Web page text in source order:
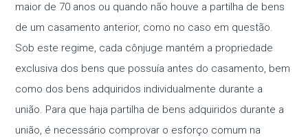
maior de 70 anos ou quando não houve a partilha de bens
de um casamento anterior, como no caso em questão.
Sob este regime, cada cônjuge mantém a propriedade
exclusiva dos bens que possuía antes do casamento, bem
como dos bens adquiridos individualmente durante a
união. Para que haja partilha de bens adquiridos durante a
união, é necessário comprovar o esforço comum na